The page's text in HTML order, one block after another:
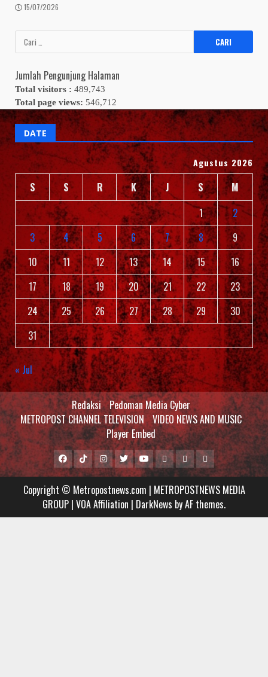
15/07/2026
Cari
untuk:
Jumlah Pengunjung Halaman
Total visitors : 489,743
Total page views: 546,712
DATE
Agustus 2026
S S R K J S
M
1
2
3
4 5 6 7 8
9
10
11 12 13 14 15
16
17
18 19 20 21 22
23
24
25 26 27 28 29
30
31
« Jul
Redaksi Pedoman Media Cyber
METROPOST CHANNEL TELEVISION VIDEO NEWS AND MUSIC
Player Embed
Facebook
Tiktok
Metropostnews
Media
Group
Instagram
TwitterYoutubeMCTVVIDEO
NEWS
AND
MUSIC
Player
Embed
Copyright © Metropostnews.com | METROPOSTNEWS MEDIA
GROUP | VOA Affiliation | DarkNews by AF themes.